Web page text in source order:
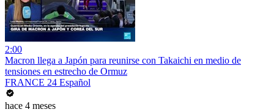
2:00
Macron llega a Japón para reunirse con Takaichi en medio de
tensiones en estrecho de Ormuz
FRANCE 24 Español
hace 4 meses